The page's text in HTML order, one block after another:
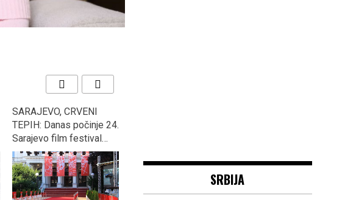
SARAJEVO, CRVENI
TEPIH: Danas počinje 24.
Sarajevo film festival…
Prizrenu će se opet…”
Rusiji
SRBIJA